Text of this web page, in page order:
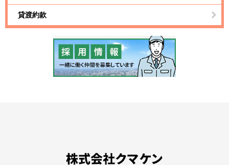
貸渡約款